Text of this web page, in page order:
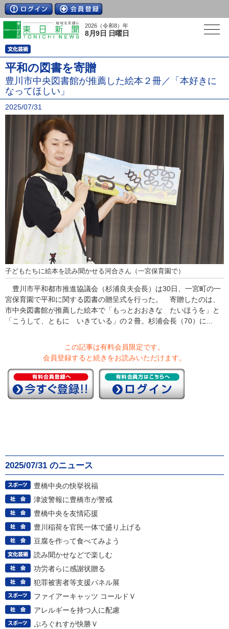
2026（令和8）年
8月9日 日曜日
平和の図書を寄贈
豊川市中央図書館が推薦した絵本２冊／「本好きに
なってほしい」
2025/07/31
子どもたちに絵本を読み聞かせる河合さん（一宮保育園で）
豊川市平和都市推進協議会（杉浦良夫会長）は30日、一宮町の一
宮保育園で平和に関する図書の贈呈式を行った。 寄贈したのは、
市中央図書館が推薦した絵本で「もっとおおきな たいほうを」と
「こうして、ともに いきている」の２冊。杉浦会長（70）に...
この記事は有料会員限定です。
会員登録すると続きをお読みいただけます。
2025/07/31 のニュース
豊橋中央の快挙祝福
津波警報に豊橋市が警戒
豊橋中央を友情応援
豊川稲荷を官民一体で盛り上げる
豆腐を作って食べてみよう
読み聞かせなどで楽しむ
功労者らに感謝状贈る
犯罪被害者等支援パネル展
ファイアーキャッツ コールドＶ
アレルギーを持つ人に配慮
ぷろぐれすが快勝Ｖ